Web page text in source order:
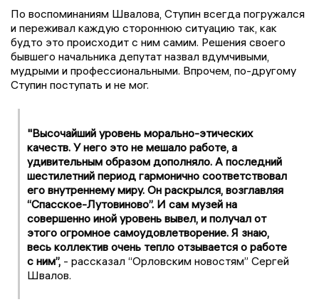
По воспоминаниям Швалова, Ступин всегда погружался
и переживал каждую стороннюю ситуацию так, как
будто это происходит с ним самим. Решения своего
бывшего начальника депутат назвал вдумчивыми,
мудрыми и профессиональными. Впрочем, по-другому
Ступин поступать и не мог.
"Высочайший уровень морально-этических
качеств. У него это не мешало работе, а
удивительным образом дополняло. А последний
шестилетний период гармонично соответствовал
его внутреннему миру. Он раскрылся, возглавляя
“Спасское-Лутовиново”. И сам музей на
совершенно иной уровень вывел, и получал от
этого огромное самоудовлетворение. Я знаю,
весь коллектив очень тепло отзывается о работе
с ним”, - рассказал “Орловским новостям” Сергей
Швалов.